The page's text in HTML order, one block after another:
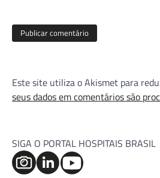
Este site utiliza o Akismet para
seus dados em comentários são
SIGA O PORTAL HOSPITAIS BRASIL